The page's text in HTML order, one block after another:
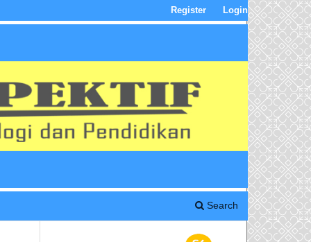
Search
Register Login